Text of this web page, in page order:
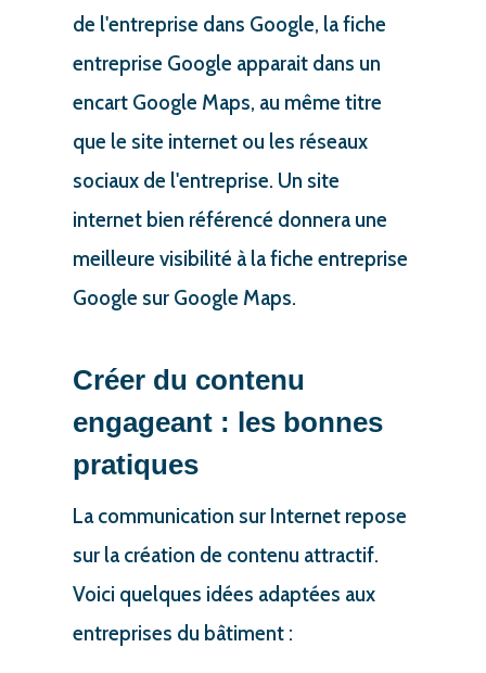
de l'entreprise dans Google, la fiche
entreprise Google apparait dans un
encart Google Maps, au même titre
que le site internet ou les réseaux
sociaux de l'entreprise. Un site
internet bien référencé donnera une
meilleure visibilité à la fiche entreprise
Google sur Google Maps.
Créer du contenu
engageant : les bonnes
pratiques
La communication sur Internet repose
sur la création de contenu attractif.
Voici quelques idées adaptées aux
entreprises du bâtiment :